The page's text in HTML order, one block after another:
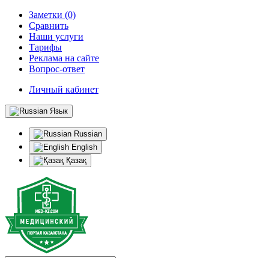
Заметки (0)
Сравнить
Наши услуги
Тарифы
Реклама на сайте
Вопрос-ответ
Личный кабинет
Язык
Russian
English
Қазақ